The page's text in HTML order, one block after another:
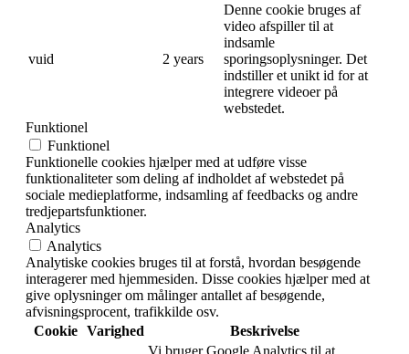
vuid 2 years
Denne cookie bruges af
video afspiller til at
indsamle
sporingsoplysninger. Det
indstiller et unikt id for at
integrere videoer på
webstedet.
Funktionel
Funktionel
Funktionelle cookies hjælper med at udføre visse
funktionaliteter som deling af indholdet af webstedet på
sociale medieplatforme, indsamling af feedbacks og andre
tredjepartsfunktioner.
Analytics
Analytics
Analytiske cookies bruges til at forstå, hvordan besøgende
interagerer med hjemmesiden. Disse cookies hjælper med at
give oplysninger om målinger antallet af besøgende,
afvisningsprocent, trafikkilde osv.
Cookie Varighed
Beskrivelse
Vi bruger Google Analytics til at